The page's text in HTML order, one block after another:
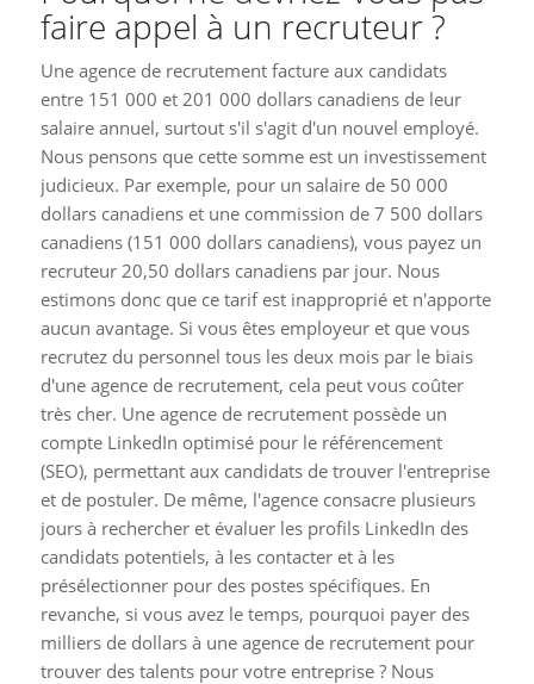
faire appel à un recruteur ?
Une agence de recrutement facture aux candidats
entre 151 000 et 201 000 dollars canadiens de leur
salaire annuel, surtout s'il s'agit d'un nouvel employé.
Nous pensons que cette somme est un investissement
judicieux. Par exemple, pour un salaire de 50 000
dollars canadiens et une commission de 7 500 dollars
canadiens (151 000 dollars canadiens), vous payez un
recruteur 20,50 dollars canadiens par jour. Nous
estimons donc que ce tarif est inapproprié et n'apporte
aucun avantage. Si vous êtes employeur et que vous
recrutez du personnel tous les deux mois par le biais
d'une agence de recrutement, cela peut vous coûter
très cher. Une agence de recrutement possède un
compte LinkedIn optimisé pour le référencement
(SEO), permettant aux candidats de trouver l'entreprise
et de postuler. De même, l'agence consacre plusieurs
jours à rechercher et évaluer les profils LinkedIn des
candidats potentiels, à les contacter et à les
présélectionner pour des postes spécifiques. En
revanche, si vous avez le temps, pourquoi payer des
milliers de dollars à une agence de recrutement pour
trouver des talents pour votre entreprise ? Nous